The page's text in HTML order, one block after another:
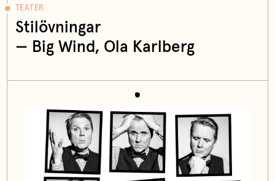
TEATER
Stilövningar
— Big Wind, Ola Karlberg